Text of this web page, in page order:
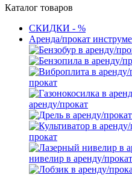
Каталог товаров
СКИДКИ - %
Аренда/прокат
прокат
аренду/прокат
прокат
нивелир в аренду/прокат